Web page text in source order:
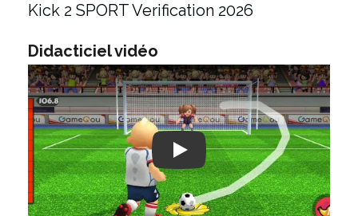
Kick 2 SPORT Verification 2026
Didacticiel vidéo
Play: Keynote (Google I/O '18)